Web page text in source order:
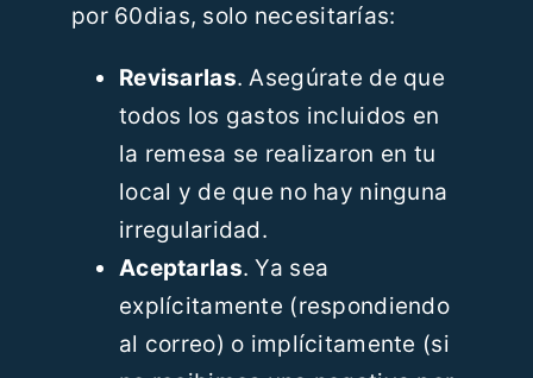
por 60dias, solo necesitarías:
Revisarlas. Asegúrate de que
todos los gastos incluidos en
la remesa se realizaron en tu
local y de que no hay ninguna
irregularidad.
Aceptarlas. Ya sea
explícitamente (respondiendo
al correo) o implícitamente (si